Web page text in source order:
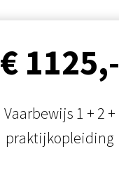
Vaarbewijs 1 + 2 +
praktijkopleiding
€ 1125,-